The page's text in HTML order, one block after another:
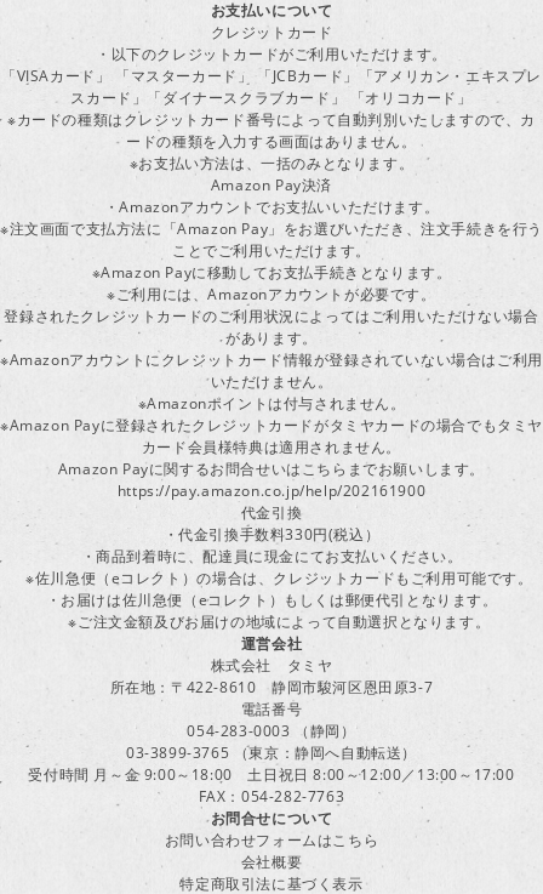
お支払いについて
クレジットカード
・以下のクレジットカードがご利用いただけます。
「VISAカード」 「マスターカード」 「JCBカード」「アメリカン・エキスプレ
スカード」「ダイナースクラブカード」 「オリコカード」
※カードの種類はクレジットカード番号によって自動判別いたしますので、カ
ードの種類を入力する画面はありません。
※お支払い方法は、一括のみとなります。
Amazon Pay決済
・Amazonアカウントでお支払いいただけます。
※注文画面で支払方法に「Amazon Pay」をお選びいただき、注文手続きを行う
ことでご利用いただけます。
※Amazon Payに移動してお支払手続きとなります。
※ご利用には、Amazonアカウントが必要です。
登録されたクレジットカードのご利用状況によってはご利用いただけない場合
があります。
※Amazonアカウントにクレジットカード情報が登録されていない場合はご利用
いただけません。
※Amazonポイントは付与されません。
※Amazon Payに登録されたクレジットカードがタミヤカードの場合でもタミヤ
カード会員様特典は適用されません。
Amazon Payに関するお問合せいはこちらまでお願いします。
https://pay.amazon.co.jp/help/202161900
代金引換
・代金引換手数料330円(税込）
・商品到着時に、配達員に現金にてお支払いください。
※佐川急便（eコレクト）の場合は、クレジットカードもご利用可能です。
・お届けは佐川急便（eコレクト）もしくは郵便代引となります。
※ご注文金額及びお届けの地域によって自動選択となります。
運営会社
株式会社 タミヤ
所在地：〒422-8610 静岡市駿河区恩田原3-7
電話番号
054-283-0003 （静岡）
03-3899-3765 （東京：静岡へ自動転送）
受付時間 月～金 9:00～18:00 土日祝日 8:00～12:00／13:00～17:00
FAX：054-282-7763
お問合せについて
お問い合わせフォームはこちら
会社概要
特定商取引法に基づく表示